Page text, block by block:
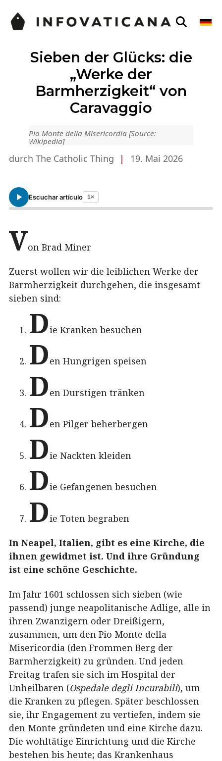
Sieben der Glücks: die
„Werke der
Barmherzigkeit“ von
Caravaggio
Pio Monte della Misericordia [Source:
Wikipedia]
durch The Catholic Thing | 19. Mai 2026
Escuchar artículo 1×
Von Brad Miner
Zuerst wollen wir die leiblichen Werke der
Barmherzigkeit durchgehen, die insgesamt
sieben sind:
Die Kranken besuchen
Den Hungrigen speisen
Den Durstigen tränken
Den Pilger beherbergen
Die Nackten kleiden
Die Gefangenen besuchen
Die Toten begraben
In Neapel, Italien, gibt es eine Kirche, die
ihnen gewidmet ist. Und ihre Gründung
ist eine schöne Geschichte.
Im Jahr 1601 schlossen sich sieben (wie
passend) junge neapolitanische Adlige, alle in
ihren Zwanzigern oder Dreißigern,
zusammen, um den Pio Monte della
Misericordia (den Frommen Berg der
Barmherzigkeit) zu gründen. Und jeden
Freitag trafen sie sich im Hospital der
Unheilbaren (Ospedale degli Incurabili), um
die Kranken zu pflegen. Später beschlossen
sie, ihr Engagement zu vertiefen, indem sie
den Monte gründeten und eine Kirche dazu.
Die wohltätige Einrichtung und die Kirche
bestehen bis heute; das Krankenhaus